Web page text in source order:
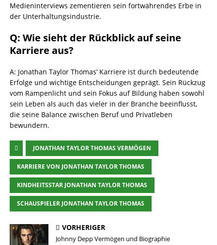
Medieninterviews zementieren sein fortwährendes Erbe in
der Unterhaltungsindustrie.
Q: Wie sieht der Rückblick auf seine
Karriere aus?
A: Jonathan Taylor Thomas‘ Karriere ist durch bedeutende
Erfolge und wichtige Entscheidungen geprägt. Sein Rückzug
vom Rampenlicht und sein Fokus auf Bildung haben sowohl
sein Leben als auch das vieler in der Branche beeinflusst,
die seine Balance zwischen Beruf und Privatleben
bewundern.
JONATHAN TAYLOR THOMAS VERMÖGEN
KARRIERE VON JONATHAN TAYLOR THOMAS
KINDHEITSSTAR JONATHAN TAYLOR THOMAS
SCHAUSPIELER JONATHAN TAYLOR THOMAS
VORHERIGER
Johnny Depp Vermögen und Biographie